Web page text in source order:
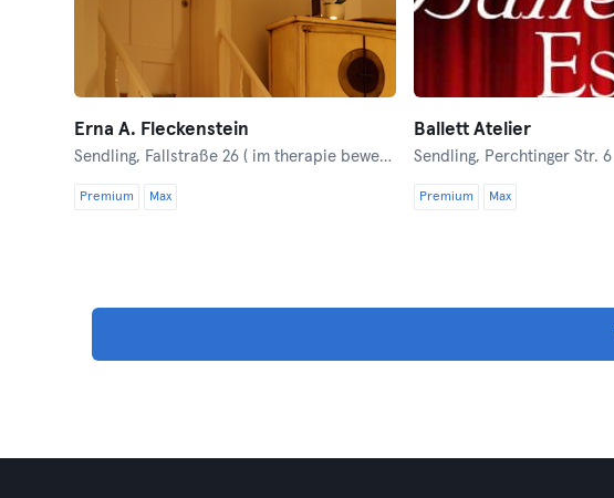
Erna A. Fleckenstein
Sendling, Fallstraße 26 ( im therapie bewegt)
Premium Max
Ballett Atelier
Sendling, Perchtinger Str. 6
Premium Max